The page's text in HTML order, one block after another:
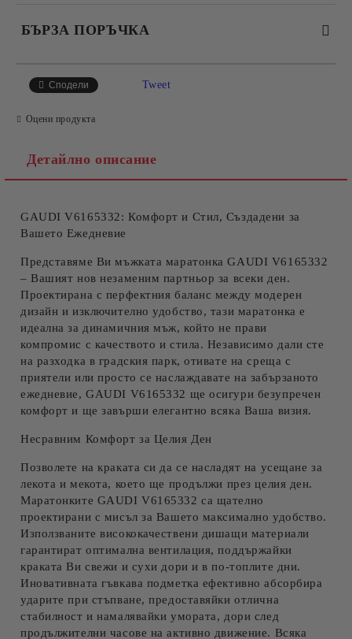
БЪРЗА ПОРЪЧКА
Съгласен съм сПолитиката за лични данни
Ние ще се свържем с вас в рамките на работния ден.
Сподели Tweet
Оцени продукта
Детайлно описание
GAUDI V6165332: Комфорт и Стил, Създадени за
Вашето Ежедневие
Представяме Ви мъжката маратонка GAUDI V6165332
– Вашият нов незаменим партньор за всеки ден.
Проектирана с перфектния баланс между модерен
дизайн и изключително удобство, тази маратонка е
идеална за динамичния мъж, който не прави
компромис с качеството и стила. Независимо дали сте
на разходка в градския парк, отивате на среща с
приятели или просто се наслаждавате на забързаното
ежедневие, GAUDI V6165332 ще осигури безупречен
комфорт и ще завърши елегантно всяка Ваша визия.
Несравним Комфорт за Целия Ден
Позволете на краката си да се насладят на усещане за
лекота и мекота, което ще продължи през целия ден.
Маратонките GAUDI V6165332 са щателно
проектирани с мисъл за Вашето максимално удобство.
Използванитевисококачествени дишащи материали
гарантират оптимална вентилация, поддържайки
краката Ви свежи и сухи дори и в по-топлите дни.
Иновативната гъвкава подметка ефективно абсорбира
ударите при стъпване, предоставяйки отлична
стабилност и намалявайки умората, дори след
продължителни часове на активно движение. Всяка